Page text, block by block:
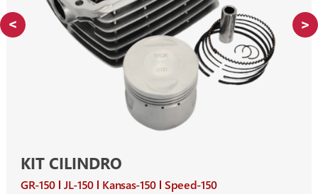
KIT CILINDRO
GR-150 JL-150 Kansas-150 Speed-150